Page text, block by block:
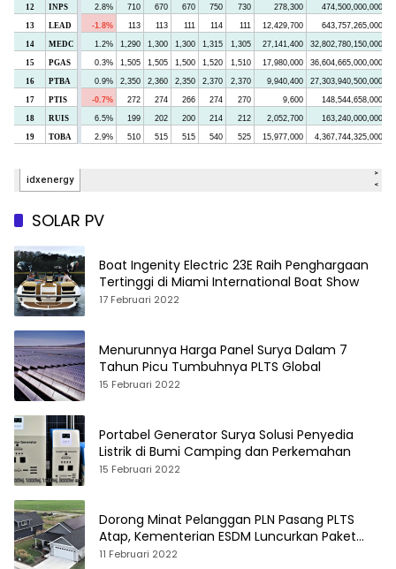
SOLAR PV
Boat Ingenity Electric 23E Raih Penghargaan
Tertinggi di Miami International Boat Show
17 Februari 2022
Menurunnya Harga Panel Surya Dalam 7
Tahun Picu Tumbuhnya PLTS Global
15 Februari 2022
Portabel Generator Surya Solusi Penyedia
Listrik di Bumi Camping dan Perkemahan
15 Februari 2022
Dorong Minat Pelanggan PLN Pasang PLTS
Atap, Kementerian ESDM Luncurkan Paket
Hibah SEF
11 Februari 2022